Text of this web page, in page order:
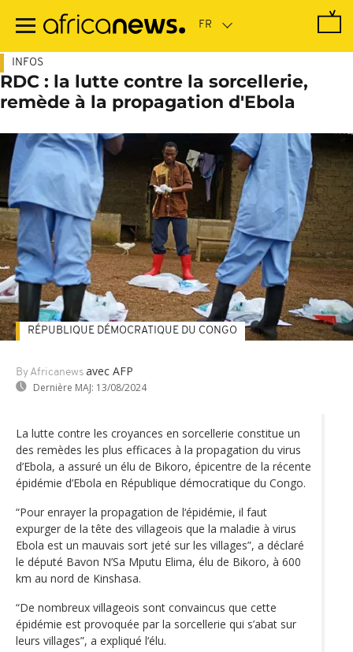
contenu
INFOS
RDC : la lutte contre la sorcellerie,
remède à la propagation d'Ebola
By Africanews avec AFP
Dernière MAJ: 13/08/2024
RÉPUBLIQUE DÉMOCRATIQUE DU CONGO
La lutte contre les croyances en sorcellerie constitue un
des remèdes les plus efficaces à la propagation du virus
d’Ebola, a assuré un élu de Bikoro, épicentre de la récente
épidémie d’Ebola en République démocratique du Congo.
“Pour enrayer la propagation de l‘épidémie, il faut
expurger de la tête des villageois que la maladie à virus
Ebola est un mauvais sort jeté sur les villages”, a déclaré
le député Bavon N’Sa Mputu Elima, élu de Bikoro, à 600
km au nord de Kinshasa.
“De nombreux villageois sont convaincus que cette
épidémie est provoquée par la sorcellerie qui s’abat sur
leurs villages”, a expliqué l‘élu.